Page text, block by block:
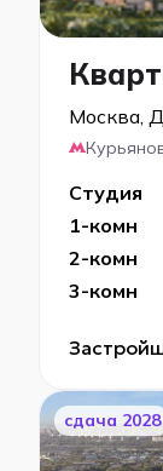
Москва,
Студия
1-комн
2-комн
3-комн
cдача 2028